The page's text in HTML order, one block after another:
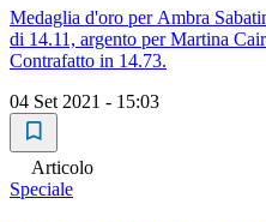
Medaglia d'oro per Ambra
di 14.11, argento per Martina
Contrafatto in 14.73.
04 Set 2021 - 15:03
Articolo
Speciale